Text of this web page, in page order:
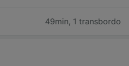
49min, 1 transbordo